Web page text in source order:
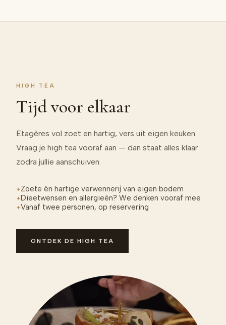
HIGH TEA
Tijd voor elkaar
Etagères vol zoet en hartig, vers uit eigen keuken.
Vraag je high tea vooraf aan — dan staat alles klaar
zodra jullie aanschuiven.
✦Zoete én hartige verwennerij van eigen bodem
✦Dieetwensen en allergieën? We denken vooraf mee
✦Vanaf twee personen, op reservering
ONTDEK DE HIGH TEA